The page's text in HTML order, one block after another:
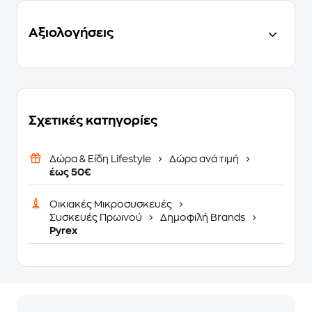
Αξιολογήσεις
Σχετικές κατηγορίες
Δώρα & Είδη Lifestyle
Δώρα ανά τιμή
έως 50€
Οικιακές Μικροσυσκευές
Συσκευές Πρωινού
Δημοφιλή Brands
Pyrex